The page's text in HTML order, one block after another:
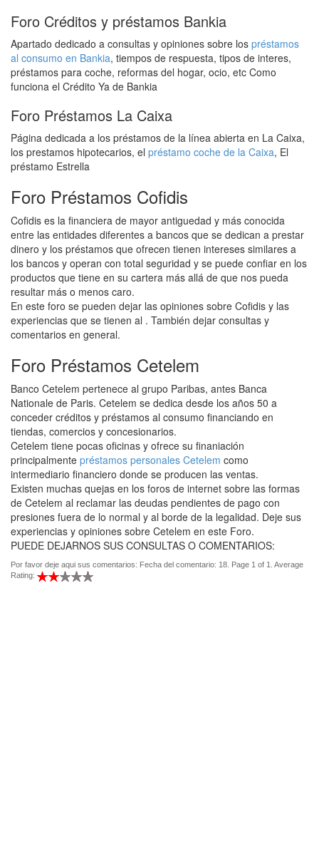
Foro Créditos y préstamos Bankia
Apartado dedicado a consultas y opiniones sobre los préstamos
al consumo en Bankia, tiempos de respuesta, tipos de interes,
préstamos para coche, reformas del hogar, ocio, etc Como
funciona el Crédito Ya de Bankia
Foro Préstamos La Caixa
Página dedicada a los préstamos de la línea abierta en La Caixa,
los prestamos hipotecarios, el préstamo coche de la Caixa, El
préstamo Estrella
Foro Préstamos Cofidis
Cofidis es la financiera de mayor antiguedad y más conocida
entre las entidades diferentes a bancos que se dedican a prestar
dinero y los préstamos que ofrecen tienen intereses similares a
los bancos y operan con total seguridad y se puede confiar en los
productos que tiene en su cartera más allá de que nos pueda
resultar más o menos caro.
En este foro se pueden dejar las opiniones sobre Cofidis y las
experiencias que se tienen al . También dejar consultas y
comentarios en general.
Foro Préstamos Cetelem
Banco Cetelem pertenece al grupo Paribas, antes Banca
Nationale de Paris. Cetelem se dedica desde los años 50 a
conceder créditos y préstamos al consumo financiando en
tiendas, comercios y concesionarios.
Cetelem tiene pocas oficinas y ofrece su finaniación
principalmente préstamos personales Cetelem como
intermediario financiero donde se producen las ventas.
Existen muchas quejas en los foros de internet sobre las formas
de Cetelem al reclamar las deudas pendientes de pago con
presiones fuera de lo normal y al borde de la legalidad. Deje sus
experiencias y opiniones sobre Cetelem en este Foro.
PUEDE DEJARNOS SUS CONSULTAS O COMENTARIOS:
Por favor deje aqui sus comentarios: Fecha del comentario: 18. Page 1 of 1. Average
Rating: